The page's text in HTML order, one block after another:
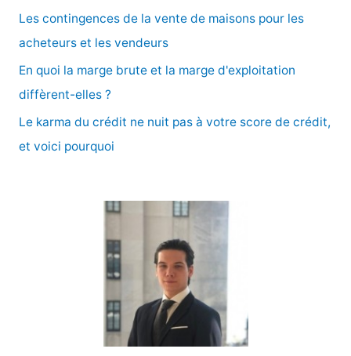
:
Les contingences de la vente de maisons pour les
acheteurs et les vendeurs
En quoi la marge brute et la marge d'exploitation
diffèrent-elles ?
Le karma du crédit ne nuit pas à votre score de crédit,
et voici pourquoi